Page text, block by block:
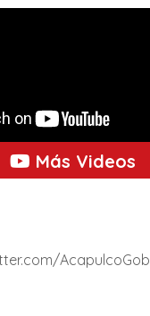
Más Videos
AcapulcoGob